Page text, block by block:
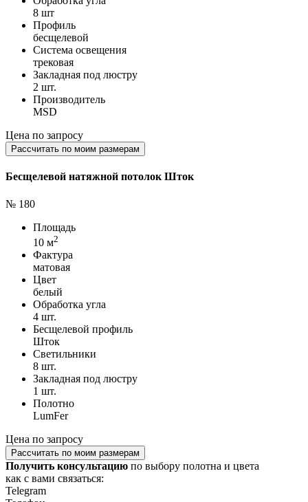
8 шт
Профиль
бесщелевой
Система освещения
трековая
Закладная под люстру
2 шт.
Производитель
MSD
Цена по запросу
Рассчитать по моим размерам
Бесщелевой натяжной потолок Шток
№ 180
Площадь
10 м2
Фактура
матовая
Цвет
белый
Обработка угла
4 шт.
Бесщелевой профиль
Шток
Светильники
8 шт.
Закладная под люстру
1 шт.
Полотно
LumFer
Цена по запросу
Рассчитать по моим размерам
Получить консультацию по выбору полотна и цвета
как с вами связаться:
Telegram